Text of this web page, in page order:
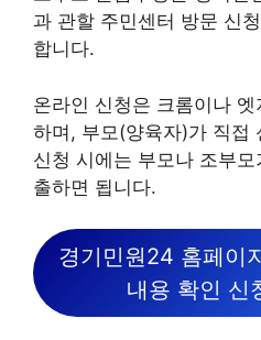
과 관할 주민센터 방문 신
합니다.
온라인 신청은 크롬이나
하며, 부모(양육자)가 직접
신청 시에는 부모나 조부
출하면 됩니다.
경기민원24 홈페이
내용 확인 신